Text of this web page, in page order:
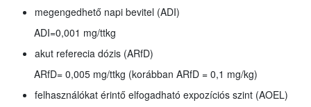
megengedhető napi bevitel (ADI)
ADI=0,001 mg/ttkg
akut referecia dózis (ARfD)
ARfD= 0,005 mg/ttkg (korábban ARfD = 0,1 mg/kg)
felhasználókat érintő elfogadható expozíciós szint (AOEL)